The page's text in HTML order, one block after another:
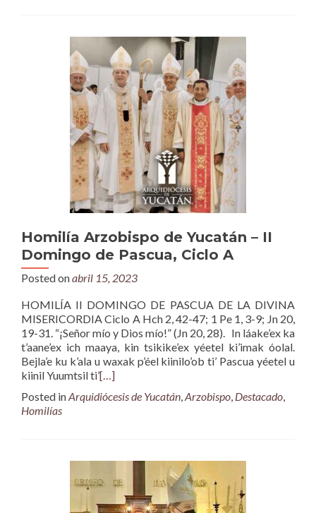
Homilía Arzobispo de Yucatán – II
Domingo de Pascua, Ciclo A
Posted onabril 15, 2023
HOMILÍA II DOMINGO DE PASCUA DE LA DIVINA
MISERICORDIA Ciclo A Hch 2, 42-47; 1 Pe 1, 3-9; Jn 20,
19-31. “¡Señor mío y Dios mío!” (Jn 20, 28). In láake’ex ka
t’aane’ex ich maaya, kin tsikike’ex yéetel ki’imak óolal.
Bejla’e ku k’ala u waxak p’éel kiinilo’ob ti’ Pascua yéetel u
kiinil Yuumtsil ti’[…]
Posted inArquidiócesis de Yucatán,Arzobispo, Destacado,
Homilías